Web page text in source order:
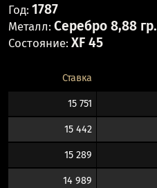
Год: 1787
Металл: Серебро 8,88 гр.
Состояние: XF 45
Ставка
15 751
15 442
15 289
14 989